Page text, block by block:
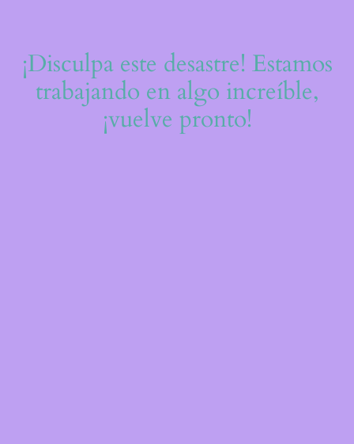
¡Disculpa este desastre! Estamos
trabajando en algo increíble,
¡vuelve pronto!